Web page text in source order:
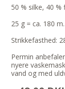
50 % silke, 40
25 g = ca. 180 m.
Strikkefasthed:
Permin
nyere
vand og med